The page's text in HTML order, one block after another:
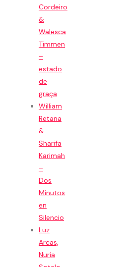
Cordeiro
&
Walesca
Timmen
–
estado
de
graça
William
Retana
&
Sharifa
Karimah
–
Dos
Minutos
en
Silencio
Luz
Arcas,
Nuria